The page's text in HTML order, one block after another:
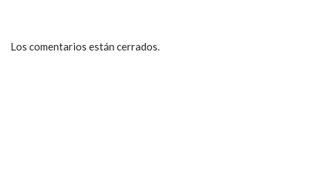
Los comentarios están cerrados.